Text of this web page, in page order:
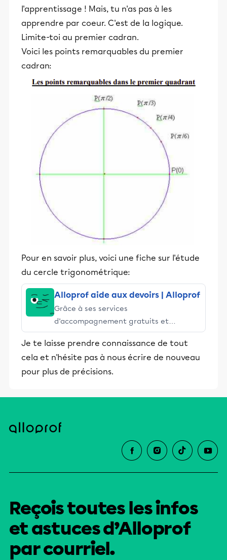
l'apprentissage ! Mais, tu n'as pas à les
apprendre par coeur. C'est de la logique.
Limite-toi au premier cadran.
Voici les points remarquables du premier
cadran:
Pour en savoir plus, voici une fiche sur l'étude
du cercle trigonométrique:
Alloprof aide aux devoirs | Alloprof
Grâce à ses services
d’accompagnement gratuits et
stimulants, Alloprof engage les élèves
et leurs parents dans la réussite
éducative.
Je te laisse prendre connaissance de tout
cela et n'hésite pas à nous écrire de nouveau
pour plus de précisions.
Reçois toutes les infos
et astuces d’Alloprof
par courriel.